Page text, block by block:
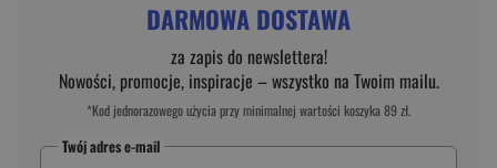
DARMOWA DOSTAWA
za zapis do newslettera!
Nowości, promocje, inspiracje – wszystko na Twoim mailu.
*Kod jednorazowego użycia przy minimalnej wartości koszyka 89 zł.
Twój adres e-mail